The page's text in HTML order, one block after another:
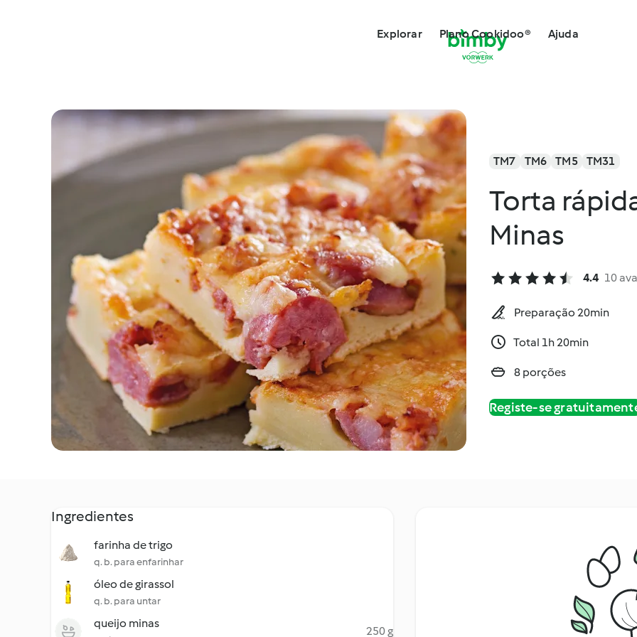
Explorar Plano Cookidoo® Ajuda
TM7 TM6 TM5 TM31
Torta
Minas
4.4 10
Preparação 20min
Total 1h 20min
8 porções
Registe-se
Ingredientes
farinha de trigo
q. b. para enfarinhar
óleo de girassol
q. b. para untar
queijo minas
250 g